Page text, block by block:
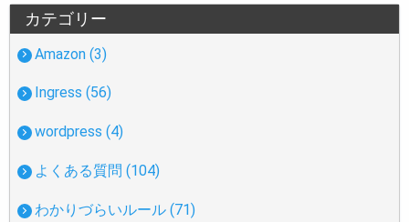
カテゴリー
Amazon (3)
Ingress (56)
wordpress (4)
よくある質問 (104)
わかりづらいルール (71)